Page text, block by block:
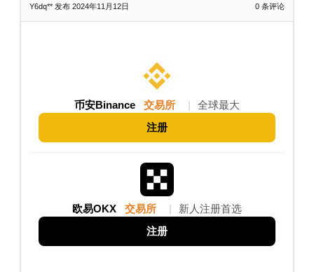
Y6dq** 发布 2024年11月12日 0 条评论
币安Binance 交易所 全球最大
注册
欧易OKX 交易所 新人注册首选
注册